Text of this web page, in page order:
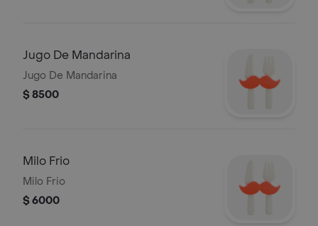
Jugo De Mandarina
Jugo De Mandarina
$ 8500
Milo Frio
Milo Frio
$ 6000